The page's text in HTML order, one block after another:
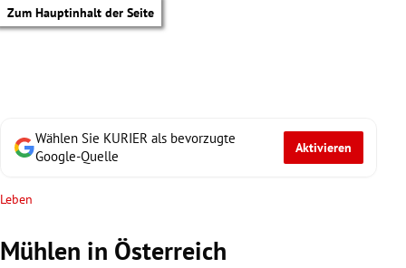
Zum Hauptinhalt der Seite
Wählen Sie KURIER als bevorzugte
Google-Quelle
Aktivieren
Leben
Mühlen in Österreich